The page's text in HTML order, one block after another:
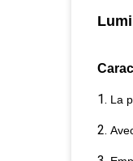
1. La
2.